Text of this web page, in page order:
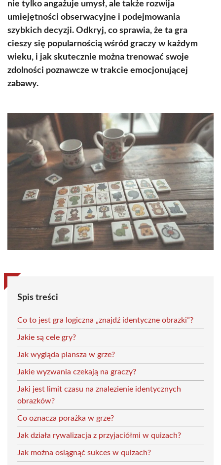
nie tylko angażuje umysł, ale także rozwija
umiejętności obserwacyjne i podejmowania
szybkich decyzji. Odkryj, co sprawia, że ta gra
cieszy się popularnością wśród graczy w każdym
wieku, i jak skutecznie można trenować swoje
zdolności poznawcze w trakcie emocjonującej
zabawy.
Spis treści
Co to jest gra logiczna „znajdź identyczne obrazki”?
Jakie są cele gry?
Jak wygląda plansza w grze?
Jakie wyzwania czekają na graczy?
Jaki jest limit czasu na znalezienie identycznych
obrazków?
Co oznacza porażka w grze?
Jak działa rywalizacja z przyjaciółmi w quizach?
Jak można osiągnąć sukces w quizach?